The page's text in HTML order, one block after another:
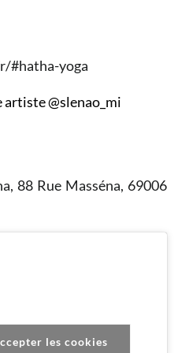
#hatha-yoga
artiste @slenao_mi
88 Rue Masséna, 69006
les cookies